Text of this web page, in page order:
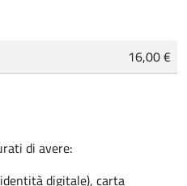
16,00 €
di avere:
digitale), carta